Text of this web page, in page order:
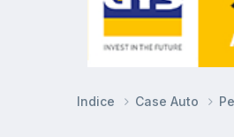
Indice Case Auto